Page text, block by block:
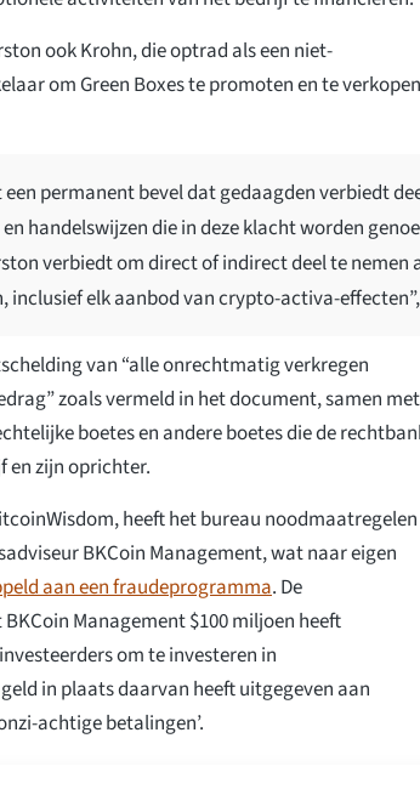
ook Krohn, die optrad als een niet-
om Green Boxes te promoten en te
een permanent bevel dat gedaagden verbiedt
handelswijzen die in deze klacht worden
verbiedt om direct of indirect deel te nemen
inclusief elk aanbod van crypto-activa-
van “alle onrechtmatig verkregen
zoals vermeld in het document, samen met
boetes en andere boetes die de
en zijn oprichter.
heeft het bureau noodmaatregelen
BKCoin Management, wat naar eigen
aan een fraudeprogramma. De
Management $100 miljoen heeft
om te investeren in
in plaats daarvan heeft uitgegeven aan
achtige betalingen’.